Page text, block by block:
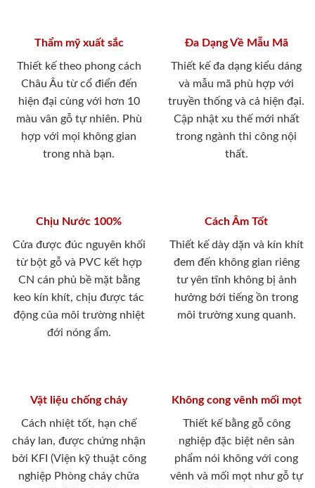
Thẩm mỹ xuất sắc
Thiết kế theo phong cách
Châu Âu từ cổ điển đến
hiện đại cùng với hơn 10
màu vân gỗ tự nhiên. Phù
hợp với mọi không gian
trong nhà bạn.
Đa Dạng Về Mẫu Mã
Thiết kế đa dạng kiểu dáng
và mẫu mã phù hợp với
truyền thống và cả hiện đại.
Cập nhật xu thế mới nhất
trong ngành thi công nội
thất.
Chịu Nước 100%
Cửa được đúc nguyên khối
từ bột gỗ và PVC kết hợp
CN cán phủ bề mặt bằng
keo kín khít, chịu được tác
động của môi trường nhiệt
đới nóng ẩm.
Cách Âm Tốt
Thiết kế dày dặn và kín khít
đem đến không gian riêng
tư yên tĩnh không bị ảnh
hưởng bới tiếng ồn trong
môi trường xung quanh.
Vật liệu chống cháy
Cách nhiệt tốt, hạn chế
cháy lan, được chứng nhận
bởi KFI (Viện kỹ thuật công
nghiệp Phòng cháy chữa
Không cong vênh mối mọt
Thiết kế bằng gỗ công
nghiệp đặc biệt nên sản
phẩm nói không với cong
vênh và mối mọt như gỗ tự